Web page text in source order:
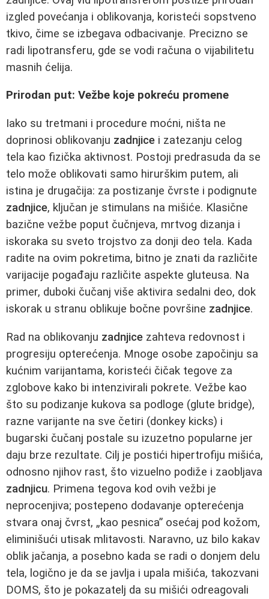
izgled povećanja i oblikovanja, koristeći sopstveno
tkivo, čime se izbegava odbacivanje. Precizno se
radi lipotransferu, gde se vodi računa o vijabilitetu
masnih ćelija.
Prirodan put: Vežbe koje pokreću promene
Iako su tretmani i procedure moćni, ništa ne
doprinosi oblikovanju zadnjice i zatezanju celog
tela kao fizička aktivnost. Postoji predrasuda da se
telo može oblikovati samo hirurškim putem, ali
istina je drugačija: za postizanje čvrste i podignute
zadnjice, ključan je stimulans na mišiće. Klasične
bazične vežbe poput čučnjeva, mrtvog dizanja i
iskoraka su sveto trojstvo za donji deo tela. Kada
radite na ovim pokretima, bitno je znati da različite
varijacije pogađaju različite aspekte gluteusa. Na
primer, duboki čučanj više aktivira sedalni deo, dok
iskorak u stranu oblikuje bočne površine zadnjice.
Rad na oblikovanju zadnjice zahteva redovnost i
progresiju opterećenja. Mnoge osobe započinju sa
kućnim varijantama, koristeći čičak tegove za
zglobove kako bi intenzivirali pokrete. Vežbe kao
što su podizanje kukova sa podloge (glute bridge),
razne varijante na sve četiri (donkey kicks) i
bugarski čučanj postale su izuzetno popularne jer
daju brze rezultate. Cilj je postići hipertrofiju mišića,
odnosno njihov rast, što vizuelno podiže i zaobljava
zadnjicu. Primena tegova kod ovih vežbi je
neprocenjiva; postepeno dodavanje opterećenja
stvara onaj čvrst, „kao pesnica” osećaj pod kožom,
eliminišući utisak mlitavosti. Naravno, uz bilo kakav
oblik jačanja, a posebno kada se radi o donjem delu
tela, logično je da se javlja i upala mišića, takozvani
DOMS, što je pokazatelj da su mišići odreagovali